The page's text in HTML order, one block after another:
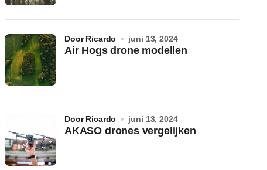
Air Hogs drone modellen
door Ricardo juni 13, 2024
AKASO drones vergelijken
door Ricardo juni 13, 2024